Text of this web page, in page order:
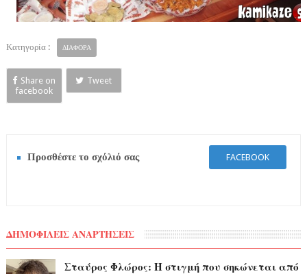
Κατηγορία : ΔΙΑΦΟΡΑ
Share on
facebook
Tweet
Προσθέστε το σχόλιό σας FACEBOOK
ΔΗΜΟΦΙΛΕΙΣ ΑΝΑΡΤΗΣΕΙΣ
Σταύρος Φλώρος: Η στιγμή που σηκώνεται από